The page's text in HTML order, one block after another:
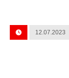
12.07.2023